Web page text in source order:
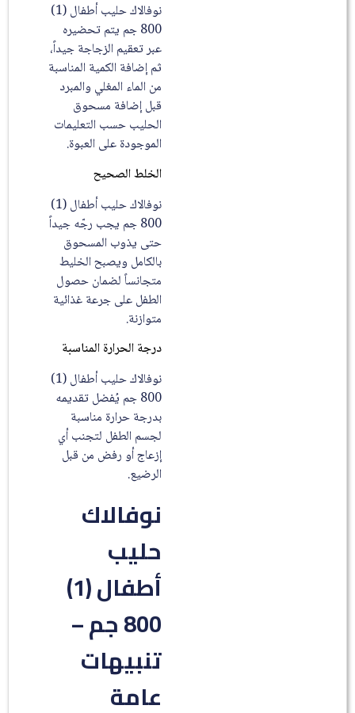
نوفالاك حليب أطفال (1)
800 جم يتم تحضيره
عبر تعقيم الزجاجة جيداً،
ثم إضافة الكمية المناسبة
من الماء المغلي والمبرد
قبل إضافة مسحوق
الحليب حسب التعليمات
الموجودة على العبوة.
الخلط الصحيح
نوفالاك حليب أطفال (1)
800 جم يجب رجّه جيداً
حتى يذوب المسحوق
بالكامل ويصبح الخليط
متجانساً لضمان حصول
الطفل على جرعة غذائية
متوازنة.
درجة الحرارة المناسبة
نوفالاك حليب أطفال (1)
800 جم يُفضل تقديمه
بدرجة حرارة مناسبة
لجسم الطفل لتجنب أي
إزعاج أو رفض من قبل
نوفالاك
حليب
أطفال (1)
800 جم –
تنبيهات
عامة